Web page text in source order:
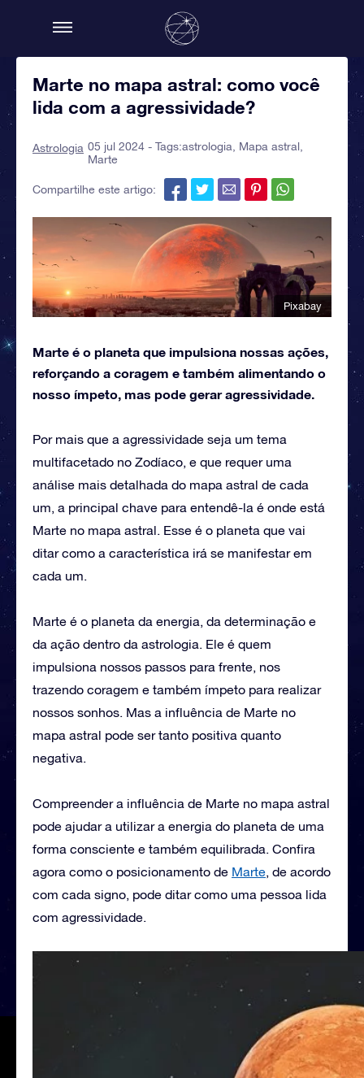
Marte no mapa astral: como você
lida com a agressividade?
Astrologia 05 jul 2024 - Tags:astrologia Mapa astral
Marte
Compartilhe este artigo:
Pixabay
Marte é o planeta que impulsiona nossas ações,
reforçando a coragem e também alimentando o
nosso ímpeto, mas pode gerar agressividade.
Por mais que a agressividade seja um tema
multifacetado no Zodíaco, e que requer uma
análise mais detalhada do mapa astral de cada
um, a principal chave para entendê-la é onde está
Marte no mapa astral. Esse é o planeta que vai
ditar como a característica irá se manifestar em
cada um.
Marte é o planeta da energia, da determinação e
da ação dentro da astrologia. Ele é quem
impulsiona nossos passos para frente, nos
trazendo coragem e também ímpeto para realizar
nossos sonhos. Mas a influência de Marte no
mapa astral pode ser tanto positiva quanto
negativa.
Compreender a influência de Marte no mapa astral
pode ajudar a utilizar a energia do planeta de uma
forma consciente e também equilibrada. Confira
agora como o posicionamento de Marte, de acordo
com cada signo, pode ditar como uma pessoa lida
com agressividade.